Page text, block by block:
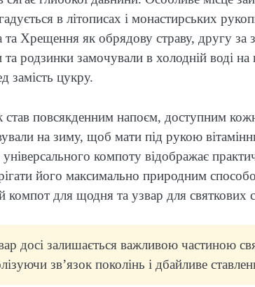
в літописах і монастирських
та Хрещення як обрядову страву, другу за
родзинки замочували в холодній воді на
замість цукру.
повсякденним напоєм, доступним
на зиму, щоб мати під рукою
компоту відображає
його максимально природним
компот для щодня та узвар для святкових
досі залишається важливою частиною
зв’язок поколінь і дбайливе